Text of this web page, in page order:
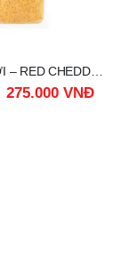
PHÔ MAI SỢI – RED CHEDDAR SHREDDED ARLA 2Kg
275.000 VNĐ